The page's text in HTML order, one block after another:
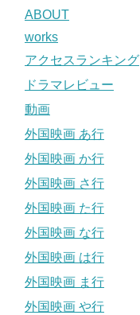
ABOUT
works
アクセスランキング
ドラマレビュー
動画
外国映画 あ行
外国映画 か行
外国映画 さ行
外国映画 た行
外国映画 な行
外国映画 は行
外国映画 ま行
外国映画 や行